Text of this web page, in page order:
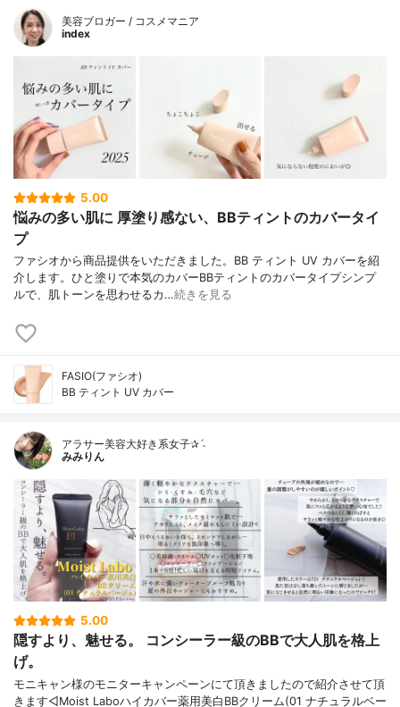
美容ブロガー / コスメマニア
index
5.00
悩みの多い肌に 厚塗り感ない、BBティントのカバータイ
プ
ファシオから商品提供をいただきました。BB ティント UV カバーを紹
介します。ひと塗りで本気のカバーBBティントのカバータイプシンプ
ルで、肌トーンを思わせるカ…続きを見る
FASIO(ファシオ)
BB ティント UV カバー
アラサー美容大好き系女子✰ˊ˗
みみりん
5.00
隠すより、魅せる。 コンシーラー級のBBで大人肌を格上
げ。
モニキャン様のモニターキャンペーンにて頂きましたので紹介させて頂
きます◁Moist Laboハイカバー薬用美白BBクリーム(01 ナチュラルベー